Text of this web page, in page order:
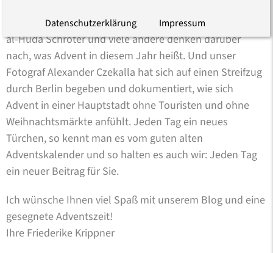
Haviv, Torsten Meireis, unser Präsident Paul Nolte, Nour
al-Huda Schröter und viele andere denken darüber
nach, was Advent in diesem Jahr heißt. Und unser
Fotograf Alexander Czekalla hat sich auf einen Streifzug
durch Berlin begeben und dokumentiert, wie sich
Advent in einer Hauptstadt ohne Touristen und ohne
Weihnachtsmärkte anfühlt. Jeden Tag ein neues
Türchen, so kennt man es vom guten alten
Adventskalender und so halten es auch wir: Jeden Tag
ein neuer Beitrag für Sie.
Ich wünsche Ihnen viel Spaß mit unserem Blog und eine
gesegnete Adventszeit!
Ihre Friederike Krippner
Datenschutzerklärung Impressum